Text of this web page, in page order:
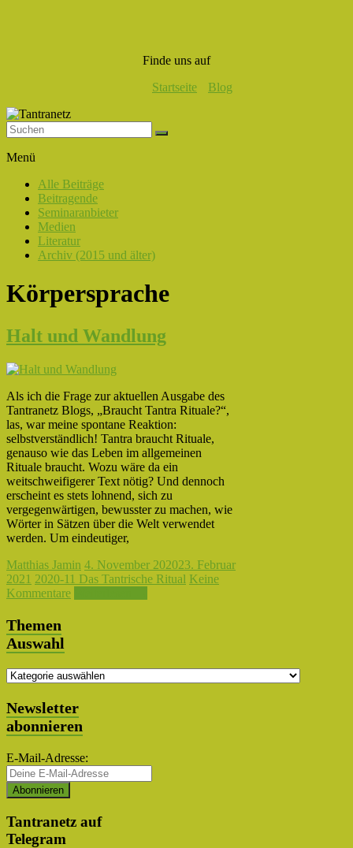
Finde uns auf
Startseite
Blog
Liebe,
Eros
Tantra
Menü
Alle Beiträge
Beitragende
Seminaranbieter
Medien
Literatur
Archiv (2015 und älter)
Körpersprache
Halt und Wandlung
Als ich die Frage zur aktuellen Ausgabe des
Tantranetz Blogs, „Braucht Tantra Rituale?“,
las, war meine spontane Reaktion:
selbstverständlich! Tantra braucht Rituale,
genauso wie das Leben im allgemeinen
Rituale braucht. Wozu wäre da ein
weitschweifigerer Text nötig? Und dennoch
erscheint es stets lohnend, sich zu
vergegenwärtigen, bewusster zu machen, wie
Wörter in Sätzen über die Welt verwendet
werden. Um eindeutiger,
Matthias Jamin 4. November 202023. Februar
2021 2020-11 Das Tantrische Ritual Keine
Kommentare
Themen
Auswahl
Themen
Newsletter
abonnieren
E-Mail-Adresse:
Tantranetz auf
Telegram